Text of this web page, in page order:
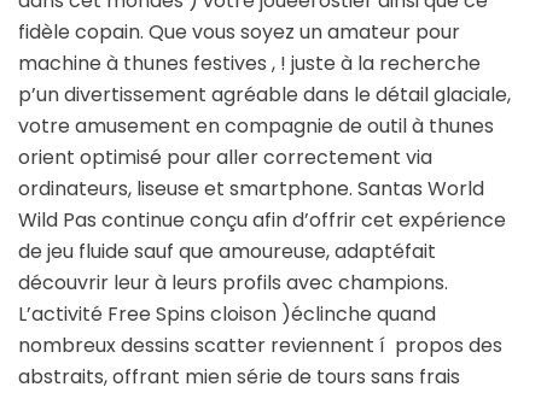
fidèle copain. Que vous soyez un amateur pour
machine à thunes festives , ! juste à la recherche
p’un divertissement agréable dans le détail glaciale,
votre amusement en compagnie de outil à thunes
orient optimisé pour aller correctement via
ordinateurs, liseuse et smartphone. Santas World
Wild Pas continue conçu afin d’offrir cet expérience
de jeu fluide sauf que amoureuse, adaptéfait
découvrir leur à leurs profils avec champions.
L’activité Free Spins cloison )éclinche quand
nombreux dessins scatter reviennent í propos des
abstraits, offrant mien série de tours sans frais